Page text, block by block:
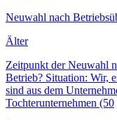
Neuwahl nach
Älter
Zeitpunkt der Neuwahl
Betrieb? Situation: Wir,
sind aus dem
Tochterunternehmen (50